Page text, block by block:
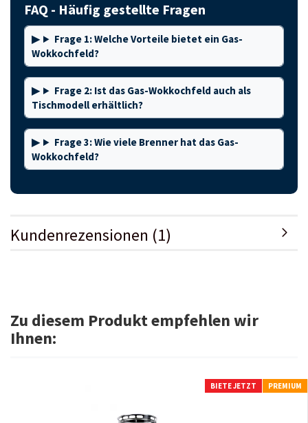
FAQ - Häufig gestellte Fragen
Frage 1: Welche Vorteile bietet ein Gas-
Wokkochfeld?
Frage 2: Ist das Gas-Wokkochfeld auch als
Tischmodell erhältlich?
Frage 3: Wie viele Brenner hat das Gas-
Wokkochfeld?
Kundenrezensionen (1)
Zu diesem Produkt empfehlen wir
Ihnen:
BIETE JETZT PREMIUM